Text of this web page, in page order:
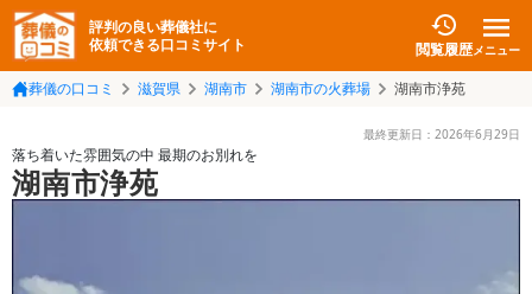
評判の良い葬儀社に
依頼できる口コミサイト
閲覧履歴メニュー
葬儀の口コミ 滋賀県 湖南市 湖南市の火葬場 湖南市浄苑
最終更新日： 2026年6月29日
落ち着いた雰囲気の中 最期のお別れを
湖南市浄苑